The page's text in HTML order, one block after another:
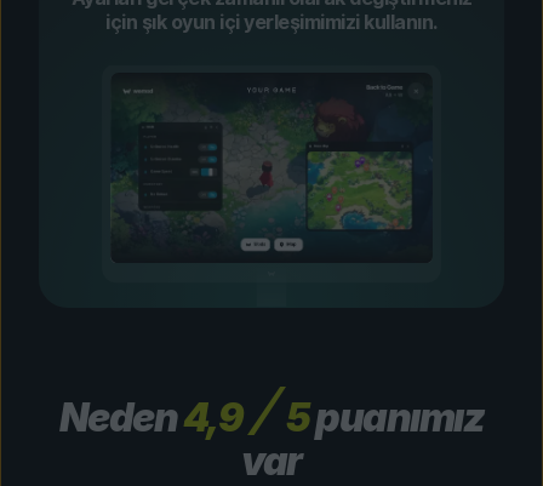
için şık oyun içi yerleşimimizi kullanın.
Neden4,9 5puanımız
var